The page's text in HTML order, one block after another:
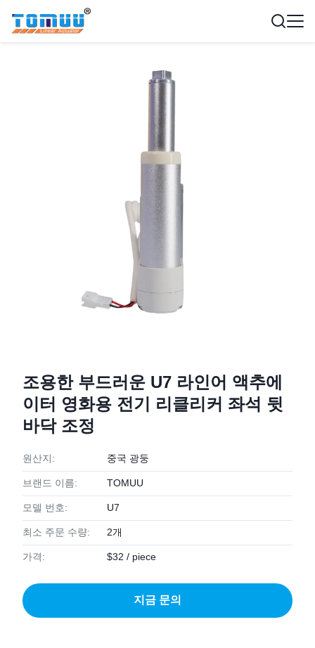
조용한 부드러운 U7 라인어 액추에
이터 영화용 전기 리클리커 좌석 뒷
바닥 조정
원산지: 중국 광둥
브랜드 이름: TOMUU
모델 번호: U7
최소 주문 수량: 2개
가격: $32 / piece
지금 문의